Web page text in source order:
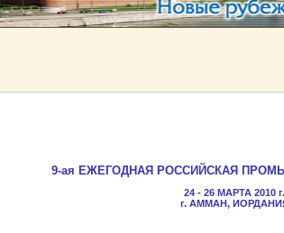
9-ая ЕЖЕГОДНАЯ РОССИЙСКАЯ
24 - 26 МАРТА 2010 г.
г. АММАН,